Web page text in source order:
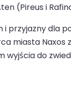
(Pireus i
przyjazny dla
miasta
wyjścia do